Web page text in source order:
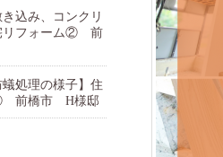
き込み、コンクリ
リフォーム② 前
蟻処理の様子】住
前橋市 H様邸